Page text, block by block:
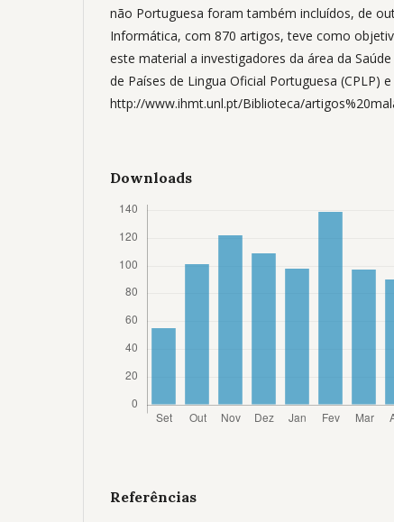
não Portuguesa foram também incluídos, de
Informática, com 870 artigos, teve como
este material a investigadores da área da
de Países de Lingua Oficial Portuguesa (CPLP)
http://www.ihmt.unl.pt/Biblioteca/
Downloads
Referências